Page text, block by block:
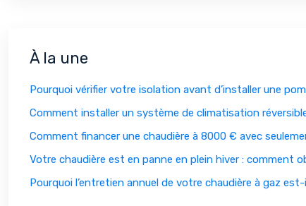
À la une
Pourquoi vérifier votre isolation avant d’installer une
Comment installer un système de climatisation
Comment financer une chaudière à 8000 € avec
Votre chaudière est en panne en plein hiver : comment
Pourquoi l’entretien annuel de votre chaudière à gaz